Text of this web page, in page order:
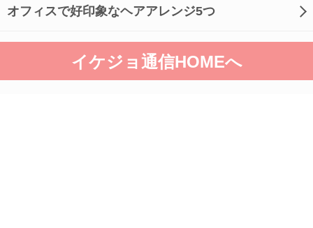
オフィスで好印象なヘアアレンジ5つ
イケジョ通信HOMEへ